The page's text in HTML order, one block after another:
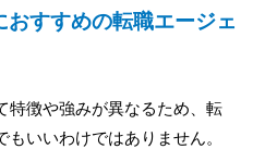
おすすめの転職エージェ
特徴や強みが異なるため、転
いいわけではありません。